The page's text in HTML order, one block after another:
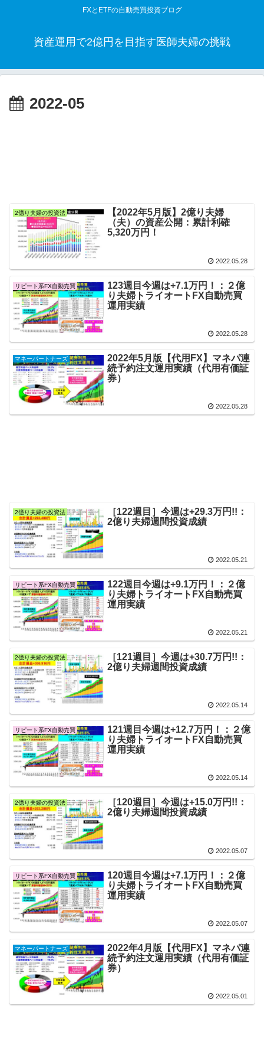
FXとETFの自動売買投資ブログ
資産運用で2億円を目指す医師夫婦の挑戦
2022-05
2億り夫婦の投資法
【2022年5月版】2億り夫婦
（夫）の資産公開：累計利確
5,320万円！
2022.05.28
リピート系FX自動売買
123週目今週は+7.1万円！：２億
り夫婦トライオートFX自動売買
運用実績
2022.05.28
マネーパートナーズ
2022年5月版【代用FX】マネパ連
続予約注文運用実績（代用有価証
券）
2022.05.28
2億り夫婦の投資法
［122週目］今週は+29.3万円!!：
2億り夫婦週間投資成績
2022.05.21
リピート系FX自動売買
122週目今週は+9.1万円！：２億
り夫婦トライオートFX自動売買
運用実績
2022.05.21
2億り夫婦の投資法
［121週目］今週は+30.7万円!!：
2億り夫婦週間投資成績
2022.05.14
リピート系FX自動売買
121週目今週は+12.7万円！：２億
り夫婦トライオートFX自動売買
運用実績
2022.05.14
2億り夫婦の投資法
［120週目］今週は+15.0万円!!：
2億り夫婦週間投資成績
2022.05.07
リピート系FX自動売買
120週目今週は+7.1万円！：２億
り夫婦トライオートFX自動売買
運用実績
2022.05.07
マネーパートナーズ
2022年4月版【代用FX】マネパ連
続予約注文運用実績（代用有価証
券）
2022.05.01